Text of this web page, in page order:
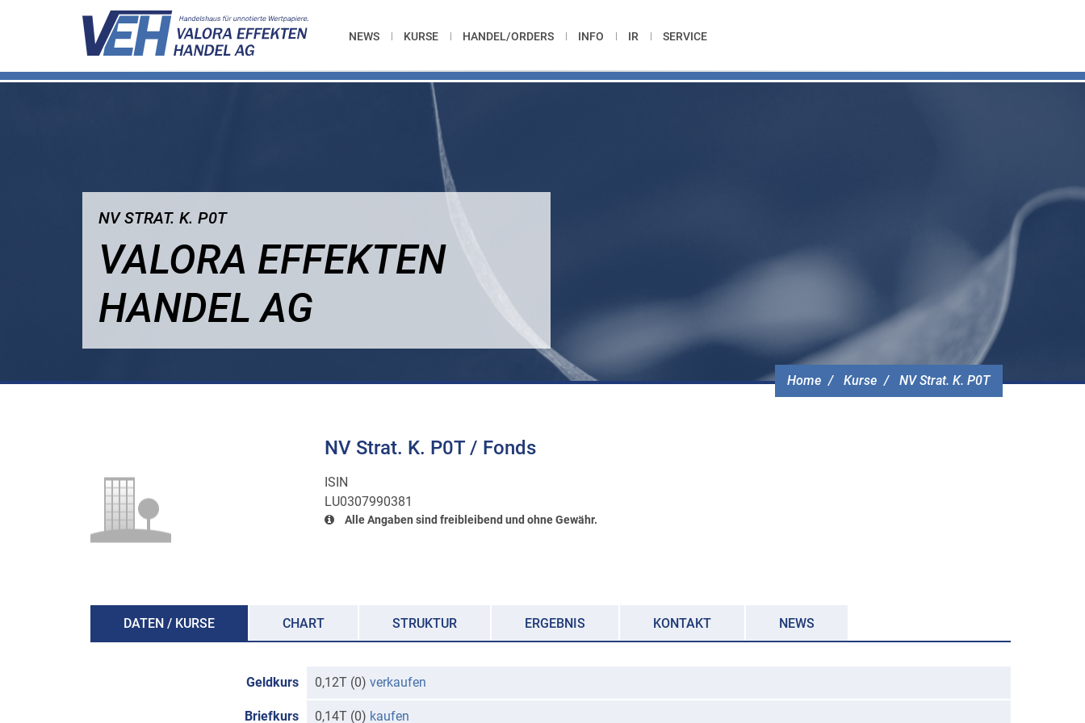
NEWS KURSE HANDEL/ORDERS INFO IR SERVICE
Home Kurse NV Strat. K. P0T
NV STRAT. K. P0T
VALORA EFFEKTEN
HANDEL AG
NV Strat. K. P0T / Fonds
ISIN
LU0307990381
Alle Angaben sind freibleibend und ohne Gewähr.
DATEN / KURSE CHART STRUKTUR ERGEBNIS KONTAKT NEWS
Geldkurs 0,12T (0) verkaufen
Briefkurs 0,14T (0) kaufen